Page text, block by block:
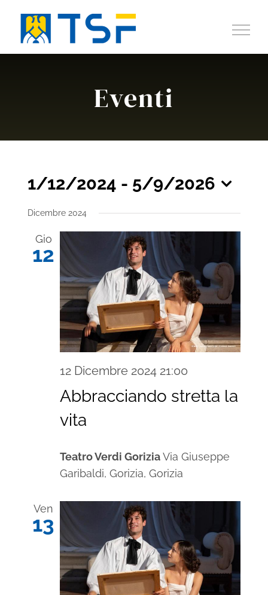
contenuto
Eventi
1/12/2024 - 5/9/2026
Seleziona
la
data.
Dicembre 2024
Gio
12
12 Dicembre 2024 21:00
Abbracciando stretta la
vita
Teatro Verdi GoriziaVia Giuseppe
Garibaldi, Gorizia, Gorizia
Ven
13